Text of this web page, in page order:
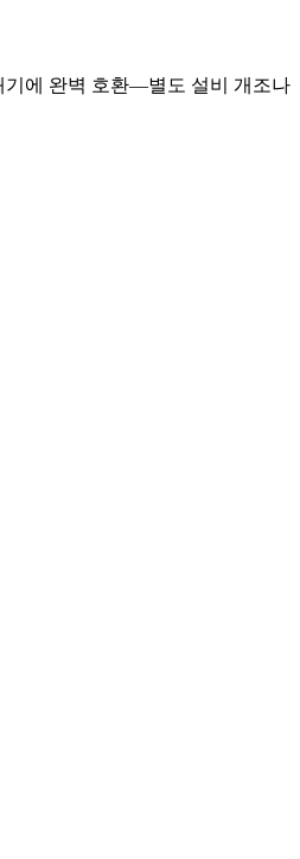
기에 완벽 호환—별도 설비 개조나